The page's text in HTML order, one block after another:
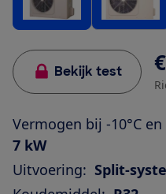
Bekijk test
Vermogen bij -10°C
7 kW
Uitvoering: Split-